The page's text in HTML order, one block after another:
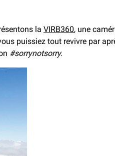
la VIRB360, une
puissiez tout revivre par
#sorrynotsorry.